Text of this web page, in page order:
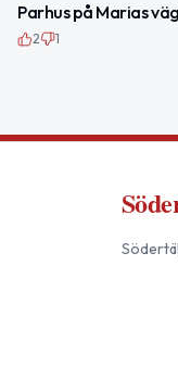
Parhus på Marias
2 1